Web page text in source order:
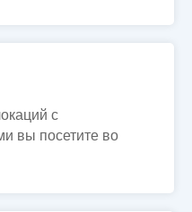
с
вы посетите во